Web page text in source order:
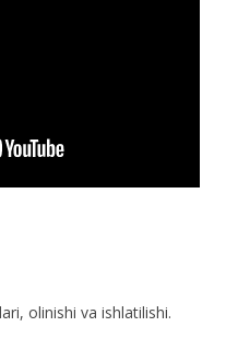
olinishi va ishlatilishi.